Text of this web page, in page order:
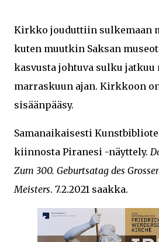
Kirkko jouduttiin sulkemaan
kuten muutkin Saksan
kasvusta johtuva sulku
marraskuun ajan. Kirkkoon
sisäänpääsy.
Samanaikaisesti
kiinnosta Piranesi -näyttely.
Zum 300. Geburtsatag des
Meisters. 7.2.2021 saakka.